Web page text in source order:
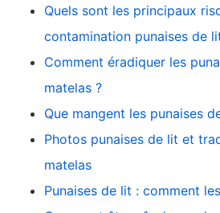
Quels sont les principaux
contamination punaises de
Comment éradiquer les
matelas ?
Que mangent les punaises
Photos punaises de lit et
matelas
Punaises de lit : comment